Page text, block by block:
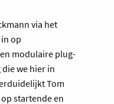
via het
op
modulaire plug-
we hier in
Tom
startende en